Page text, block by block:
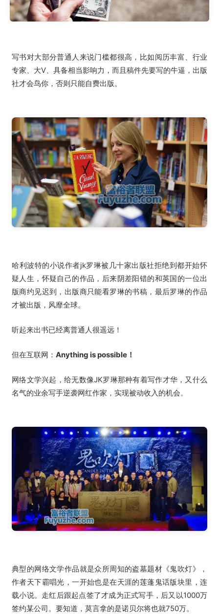
写书对大部分普通人来说门槛都很高，比如阅历丰富、行业
专家、大V、具备相当影响力，而且稿件先要写的牛逼，出版
社才会鸟你，否则只能自费出版。
哈利波特的小说作者jk罗琳被几十家出版社拒绝到都开始怀
疑人生，怀疑自己的作品，后来阴差阳错的和英国的一位出
版商约见迟到，出版商只能看罗琳的书稿，最后罗琳的作品
才被出版，风靡全球。
听起来出书已经离普通人很遥远！
但在互联网： Anything is possible！
网络文学兴起，给无数像JK罗琳那种有着写作才华，又什么
名气的业余写手逆袭网红作家，实现被动收入的机会。
典型的网络文学作品就是众所周知的盗墓题材《鬼吹灯》，
作者天下霸唱光，一开始也是在天涯的莲蓬鬼话版块里，连
载小说。走红后跟起点签了才成为正式写手，后又以1000万
签约某公司。要知道，莫言拿的是诺贝尔将也就750万。